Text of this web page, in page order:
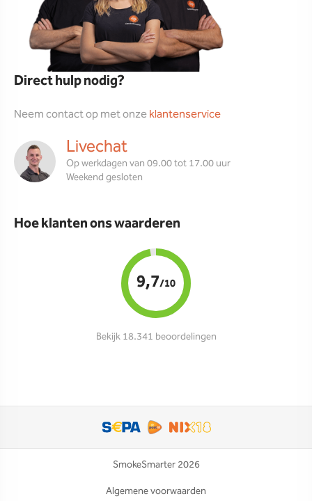
Direct hulp nodig?
Neem contact op met onzeklantenservice
Livechat
Op werkdagen van 09.00 tot 17.00 uur
Weekend gesloten
Hoe klanten ons waarderen
9,7/10
Bekijk 18.341 beoordelingen
SmokeSmarter 2026
Algemene voorwaarden